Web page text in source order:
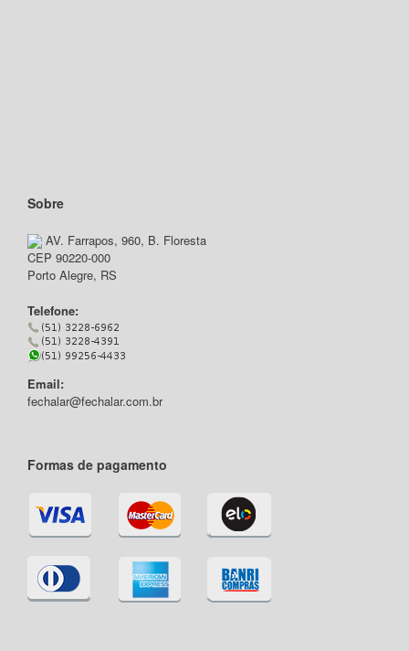
Sobre
AV. Farrapos, 960, B. Floresta
CEP 90220-000
Porto Alegre, RS
Telefone:
Email:
fechalar@fechalar.com.br
Formas de pagamento